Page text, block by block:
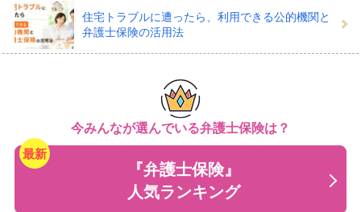
また交通事故に限らず、日常生活の幅広い場面でのトラ
るときに、おもに検討したい保険です。
弁護士保険の補償はおもに、次の2種類にわけられます。
住宅トラブルに遭ったら、利用できる公的機関と
弁護士保険の活用法
今みんなが選んでいる弁護士保険は？
『弁護士保険』
人気ランキング